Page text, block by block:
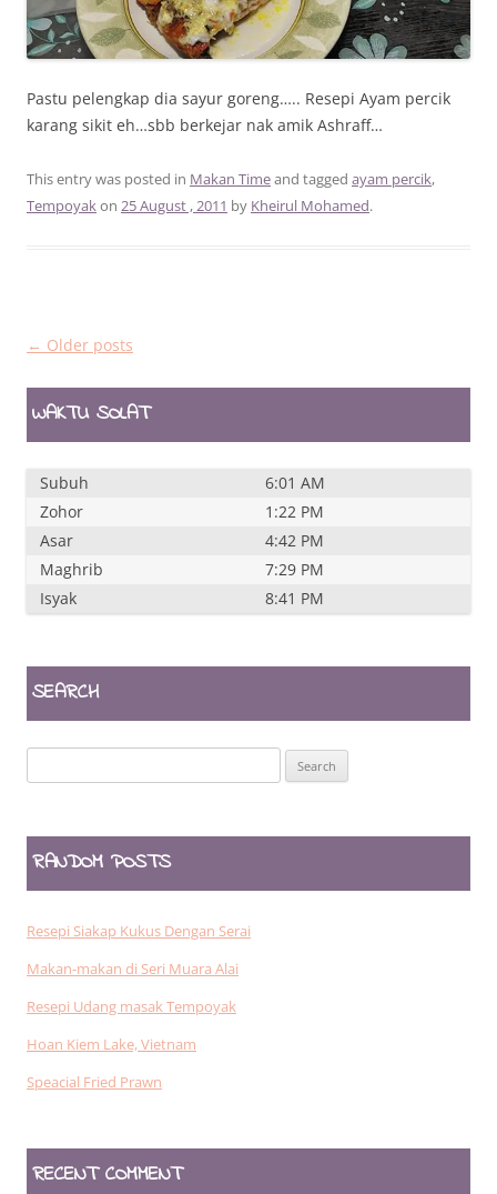
Pastu pelengkap dia sayur goreng….. Resepi Ayam percik
karang sikit eh…sbb berkejar nak amik Ashraff…
This entry was posted in Makan Timeand tagged ayam percik,
Tempoyak on 25 August , 2011 by Kheirul Mohamed.
Post
← Older posts
WAKTU SOLAT
Subuh
6:01 AM
Zohor
1:22 PM
Asar
4:42 PM
Maghrib
7:29 PM
Isyak
8:41 PM
SEARCH
for:
RANDOM POSTS
Resepi Siakap Kukus Dengan Serai
Makan-makan di Seri Muara Alai
Resepi Udang masak Tempoyak
Hoan Kiem Lake, Vietnam
Speacial Fried Prawn
RECENT COMMENT